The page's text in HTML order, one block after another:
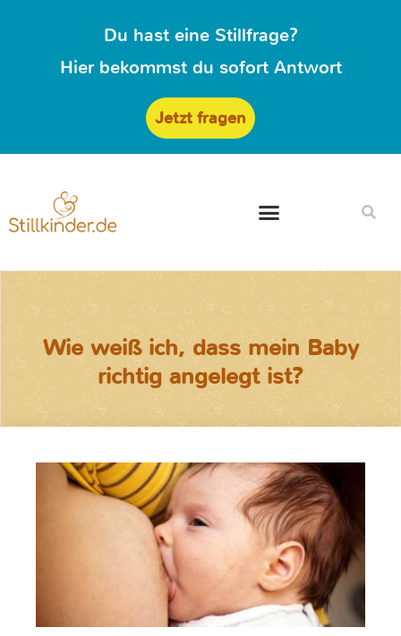
Du hast eine Stillfrage?
Hier bekommst du sofort Antwort
Jetzt fragen
Wie weiß ich, dass mein Baby
richtig angelegt ist?